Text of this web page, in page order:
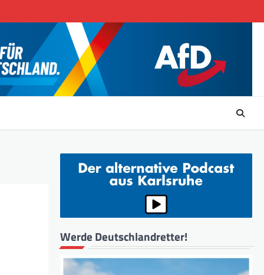
Werde Deutschlandretter!